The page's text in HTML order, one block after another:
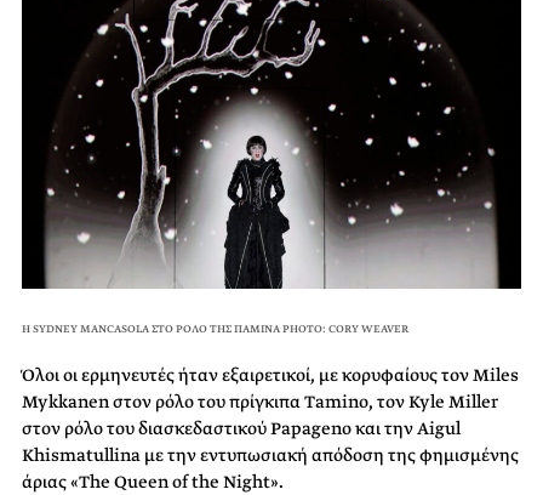
Η SYDNEY MANCASOLA ΣΤΟ ΡΟΛΟ ΤΗΣ ΠΑΜΙΝΑ PHOTO: CORY WEAVER
Όλοι οι ερμηνευτές ήταν εξαιρετικοί, με κορυφαίους τον Miles
Mykkanen στον ρόλο του πρίγκιπα Tamino, τον Kyle Miller
στον ρόλο του διασκεδαστικού Papageno και την Aigul
Khismatullina με την εντυπωσιακή απόδοση της φημισμένης
άριας «The Queen of the Night».